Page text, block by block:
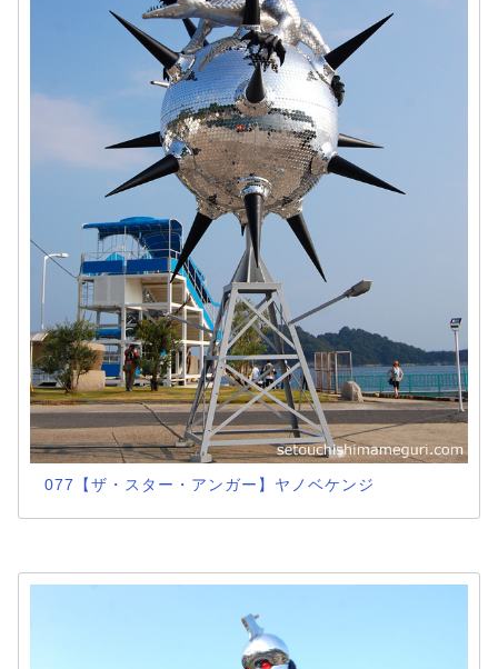
077【ザ・スター・アンガー】ヤノベケンジ